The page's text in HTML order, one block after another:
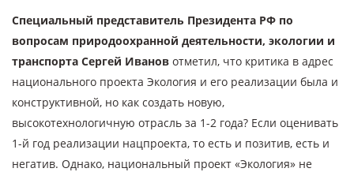
Специальный представитель Президента РФ по
вопросам природоохранной деятельности, экологии и
транспорта Сергей Иванов отметил, что критика в адрес
национального проекта Экология и его реализации была и
конструктивной, но как создать новую,
высокотехнологичную отрасль за 1-2 года? Если оценивать
1-й год реализации нацпроекта, то есть и позитив, есть и
негатив. Однако, национальный проект «Экология» не